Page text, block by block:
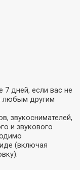
7 дней, если вас не
любым другим
звукоснимателей,
и звукового
(включая